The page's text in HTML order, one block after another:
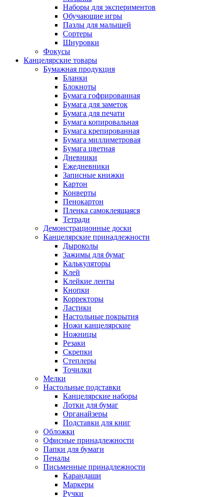
Наборы для экспериментов
Обучающие игры
Пазлы для малышей
Сортеры
Шнуровки
Фокусы
Канцелярские товары
Бумажная продукция
Бланки
Блокноты
Бумага гофрированная
Бумага для заметок
Бумага для печати
Бумага копировальная
Бумага крепированная
Бумага миллиметровая
Бумага цветная
Дневники
Ежедневники
Записные книжки
Картон
Конверты
Пенокартон
Пленка самоклеящаяся
Тетради
Демонстрационные доски
Канцелярские принадлежности
Дыроколы
Зажимы для бумаг
Калькуляторы
Клей
Клейкие ленты
Кнопки
Корректоры
Ластики
Настольные покрытия
Ножи канцелярские
Ножницы
Резаки
Скрепки
Степлеры
Точилки
Мелки
Настольные подставки
Канцелярские наборы
Лотки для бумаг
Органайзеры
Подставки для книг
Обложки
Офисные принадлежности
Папки для бумаги
Пеналы
Письменные принадлежности
Карандаши
Маркеры
Ручки